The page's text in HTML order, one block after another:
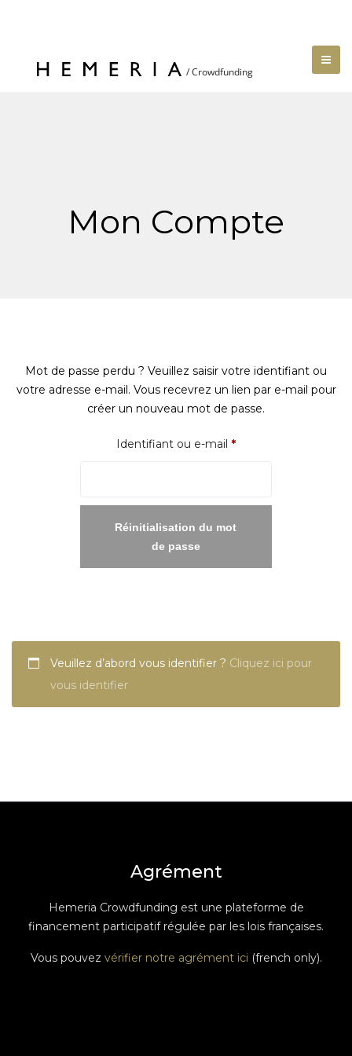
Mon Compte
Mot de passe perdu ? Veuillez saisir votre identifiant ou
votre adresse e-mail. Vous recevrez un lien par e-mail pour
créer un nouveau mot de passe.
Identifiant ou e-mail *Obligatoire
Réinitialisation du mot
de passe
Veuillez d’abord vous identifier ? Cliquez ici pour
vous identifier
Agrément
Hemeria Crowdfunding est une plateforme de
financement participatif régulée par les lois françaises.
Vous pouvez vérifier notre agrément ici (french only).